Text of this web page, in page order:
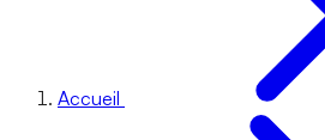
Accueil